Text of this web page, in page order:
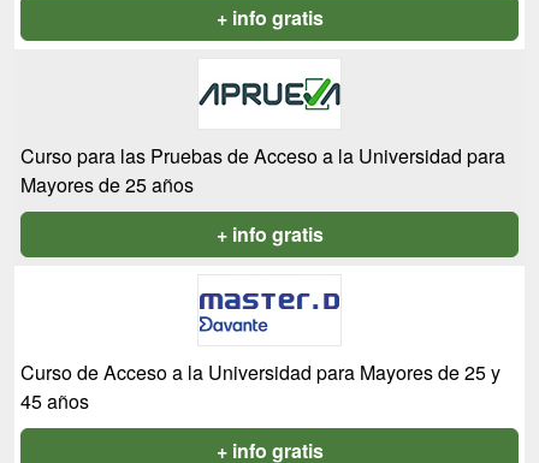
+ info gratis
Curso para las Pruebas de Acceso a la Universidad para
Mayores de 25 años
+ info gratis
Curso de Acceso a la Universidad para Mayores de 25 y
45 años
+ info gratis